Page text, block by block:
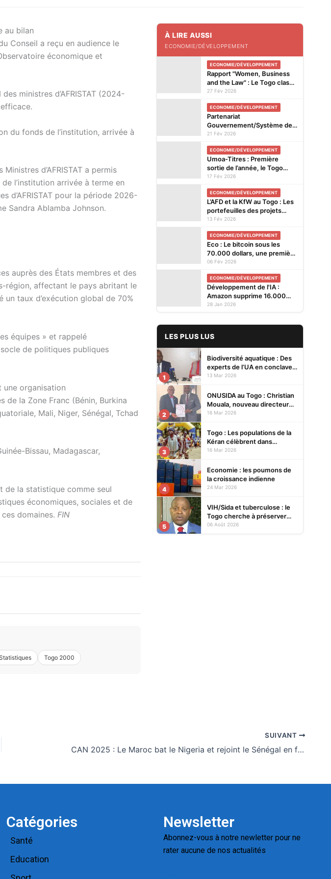
Conseil a reçu en audience le
économique et
ministres d’AFRISTAT (2024-
du fonds de l’institution, arrivée à
d’AFRISTAT a permis
l’institution arrivée à terme en
d’AFRISTAT pour la période 2026-
Sandra Ablamba Johnson.
auprès des États membres et des
région, affectant le pays abritant le
un taux d’exécution global de 70%
équipes » et rappelé
de politiques publiques
une organisation
de la Zone Franc (Bénin, Burkina
Mali, Niger, Sénégal, Tchad
Bissau, Madagascar,
de la statistique comme seul
économiques, sociales et de
domaines. FIN
Togo 2000
À LIRE AUSSI
ECONOMIE/DÉVELOPPEMENT
ECONOMIE/DÉVELOPPEMENT
Rapport "Women, Business
and the Law" : Le Togo classé
2e en Afrique et logé parmi
27 Fév 2026
ECONOMIE/DÉVELOPPEMENT
Partenariat
Gouvernement/Système des
Nations unies : Des avancées
domaines
21 Fév 2026
ECONOMIE/DÉVELOPPEMENT
Umoa-Titres : Première
sortie de l’année, le Togo
recherche 20 milliards F.CFA
17 Fév 2026
ECONOMIE/DÉVELOPPEMENT
L’AFD et la KfW au Togo : Les
portefeuilles des projets
financés passés au peigne fin
13 Fév 2026
ECONOMIE/DÉVELOPPEMENT
Eco : Le bitcoin sous les
70.000 dollars, une première
depuis l'élection de Trump
06 Fév 2026
ECONOMIE/DÉVELOPPEMENT
Développement de l'IA :
Amazon supprime 16.000
postes dans le monde
28 Jan 2026
LES PLUS LUS
1
Biodiversité aquatique : Des
experts de l’UA en conclave à
Lomé pour renforcer la
13 Mar 2026
2
ONUSIDA au Togo : Christian
Mouala, nouveau directeur
pays
16 Mar 2026
3
Togo : Les populations de la
Kéran célèbrent dans
l’allégresse Tislim-Difoini,
16 Mar 2026
4
Economie : les poumons de
la croissance indienne
24 Mar 2026
5
VIH/Sida et tuberculose : le
Togo cherche à préserver
ses acquis face à la baisse
06 Août 2026
SUIVANT
CAN 2025 : Le Maroc bat le Nigeria et rejoint le Sénégal en finale
Catégories
Santé
Education
Newsletter
Abonnez-vous à notre newletter pour ne
rater aucune de nos actualités